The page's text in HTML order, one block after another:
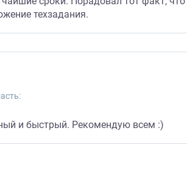
техзадания.
и быстрый. Рекомендую всем :)